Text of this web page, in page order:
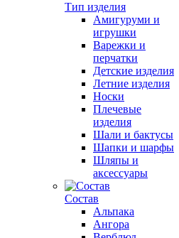
Тип изделия
Амигуруми и
игрушки
Варежки и
перчатки
Детские изделия
Летние изделия
Носки
Плечевые
изделия
Шали и бактусы
Шапки и шарфы
Шляпы и
аксессуары
Состав
Альпака
Ангора